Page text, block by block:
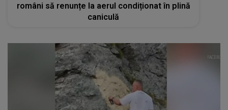
români să renunțe la aerul condiționat în plină
caniculă